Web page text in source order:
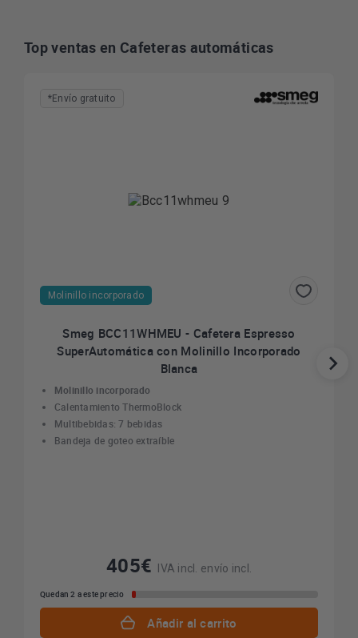
Top ventas en Cafeteras automáticas
*Envío gratuito
Molinillo incorporado
Smeg BCC11WHMEU - Cafetera Espresso
SuperAutomática con Molinillo Incorporado
Blanca
Molinillo incorporado
Calentamiento ThermoBlock
Multibebidas: 7 bebidas
Bandeja de goteo extraíble
405€ IVA incl. envío incl.
Quedan 2 a este precio
Añadir al carrito